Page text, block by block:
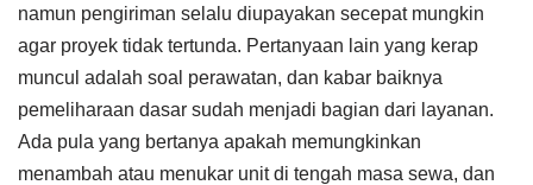
namun pengiriman selalu diupayakan secepat mungkin
agar proyek tidak tertunda. Pertanyaan lain yang kerap
muncul adalah soal perawatan, dan kabar baiknya
pemeliharaan dasar sudah menjadi bagian dari layanan.
Ada pula yang bertanya apakah memungkinkan
menambah atau menukar unit di tengah masa sewa, dan